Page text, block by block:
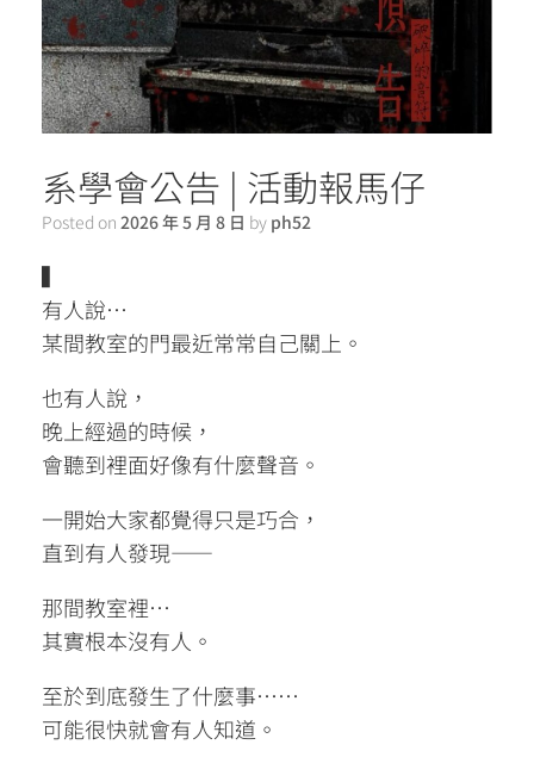
系學會公告 | 活動報馬仔
Posted on 2026 年 5 月 8 日 by ph52
▍
有人說…
某間教室的門最近常常自己關上。
也有人說，
晚上經過的時候，
會聽到裡面好像有什麼聲音。
一開始大家都覺得只是巧合，
直到有人發現——
那間教室裡…
其實根本沒有人。
至於到底發生了什麼事……
可能很快就會有人知道。